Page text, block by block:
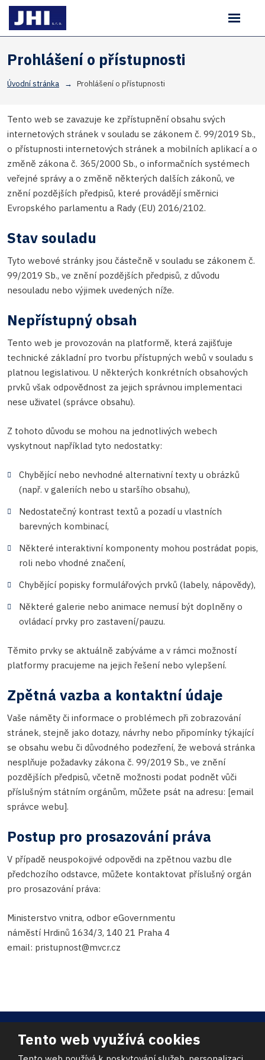
Vyhledávání
Prohlášení o přístupnosti
Úvodní stránka Prohlášení o přístupnosti
Tento web se zavazuje ke zpřístupnění obsahu svých
internetových stránek v souladu se zákonem č. 99/2019 Sb.,
o přístupnosti internetových stránek a mobilních aplikací a o
změně zákona č. 365/2000 Sb., o informačních systémech
veřejné správy a o změně některých dalších zákonů, ve
znění pozdějších předpisů, které provádějí směrnici
Evropského parlamentu a Rady (EU) 2016/2102.
Stav souladu
Tyto webové stránky jsou částečně v souladu se zákonem č.
99/2019 Sb., ve znění pozdějších předpisů, z důvodu
nesouladu nebo výjimek uvedených níže.
Nepřístupný obsah
Tento web je provozován na platformě, která zajišťuje
technické základní pro tvorbu přístupných webů v souladu s
platnou legislativou. U některých konkrétních obsahových
prvků však odpovědnost za jejich správnou implementaci
nese uživatel (správce obsahu).
Z tohoto důvodu se mohou na jednotlivých webech
vyskytnout například tyto nedostatky:
Chybějící nebo nevhodné alternativní texty u obrázků
(např. v galeriích nebo u staršího obsahu),
Nedostatečný kontrast textů a pozadí u vlastních
barevných kombinací,
Některé interaktivní komponenty mohou postrádat popis,
roli nebo vhodné značení,
Chybějící popisky formulářových prvků (labely, nápovědy),
Některé galerie nebo animace nemusí být doplněny o
ovládací prvky pro zastavení/pauzu.
Těmito prvky se aktuálně zabýváme a v rámci možností
platformy pracujeme na jejich řešení nebo vylepšení.
Zpětná vazba a kontaktní údaje
Vaše náměty či informace o problémech při zobrazování
stránek, stejně jako dotazy, návrhy nebo připomínky týkající
se obsahu webu či důvodného podezření, že webová stránka
nesplňuje požadavky zákona č. 99/2019 Sb., ve znění
pozdějších předpisů, včetně možnosti podat podnět vůči
příslušným státním orgánům, můžete psát na adresu: [email
správce webu].
Postup pro prosazování práva
V případě neuspokojivé odpovědi na zpětnou vazbu dle
předchozího odstavce, můžete kontaktovat příslušný orgán
pro prosazování práva:
Ministerstvo vnitra, odbor eGovernmentu
náměstí Hrdinů 1634/3, 140 21 Praha 4
email: pristupnost@mvcr.cz
© 2026, JHI s.r.o. - všechna práva vyhrazena
VYROBILA
Tento web využívá cookies